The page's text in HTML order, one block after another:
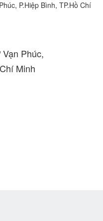
P.Hiệp Bình, TP.Hồ Chí
Phúc,
Minh